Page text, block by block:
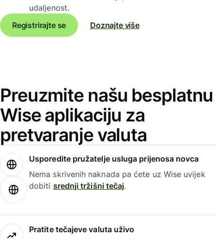
udaljenost.
Registrirajte se
Doznajte više
Preuzmite našu besplatnu
Wise aplikaciju za
pretvaranje valuta
Usporedite pružatelje usluga prijenosa novca
Nema skrivenih naknada pa ćete uz Wise uvijek
dobiti srednji tržišni tečaj.
Pratite tečajeve valuta uživo